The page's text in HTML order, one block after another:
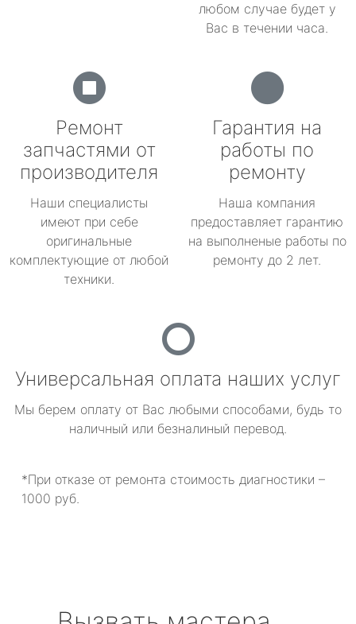
любом случае будет у
Вас в течении часа.
Ремонт
запчастями от
производителя
Наши специалисты
имеют при себе
оригинальные
комплектующие от любой
техники.
Гарантия на
работы по
ремонту
Наша компания
предоставляет гарантию
на выполненые работы по
ремонту до 2 лет.
Универсальная оплата наших услуг
Мы берем оплату от Вас любыми способами, будь то
наличный или безналиный перевод.
*При отказе от ремонта стоимость диагностики –
1000 руб.